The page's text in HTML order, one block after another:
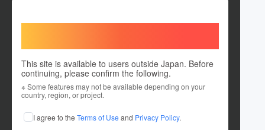
This site is available to users outside Japan. Before
continuing, please confirm the following.
※ Some features may not be available depending on your
country, region, or project.
I agree to the Terms of Use and Privacy Policy.
Sweetleaff公式
これまでに3回支援して8件のプロジェクトを投稿しています